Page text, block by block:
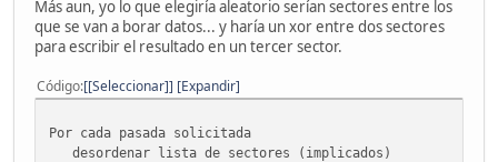
Más aun, yo lo que elegiría aleatorio serían sectores entre los
que se van a borar datos... y haría un xor entre dos sectores
para escribir el resultado en un tercer sector.
Código [Seleccionar] Expandir
Por cada pasada solicitada
desordenar lista de sectores (implicados)